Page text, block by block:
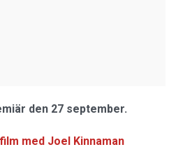
den 27 september.
med Joel Kinnaman